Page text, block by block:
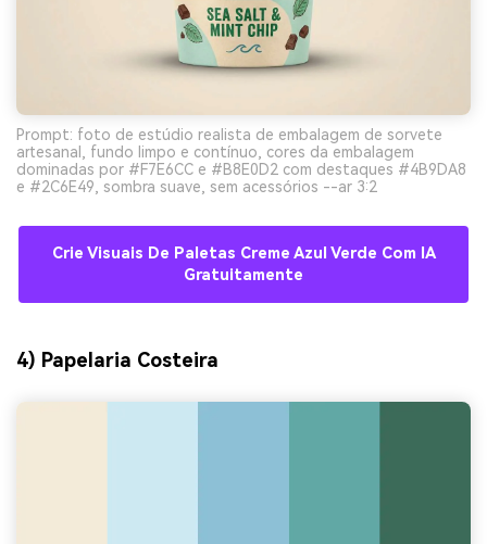
Prompt: foto de estúdio realista de embalagem de sorvete
artesanal, fundo limpo e contínuo, cores da embalagem
dominadas por #F7E6CC e #B8E0D2 com destaques #4B9DA8
e #2C6E49, sombra suave, sem acessórios --ar 3:2
Crie Visuais De Paletas Creme Azul Verde Com IA
Gratuitamente
4) Papelaria Costeira